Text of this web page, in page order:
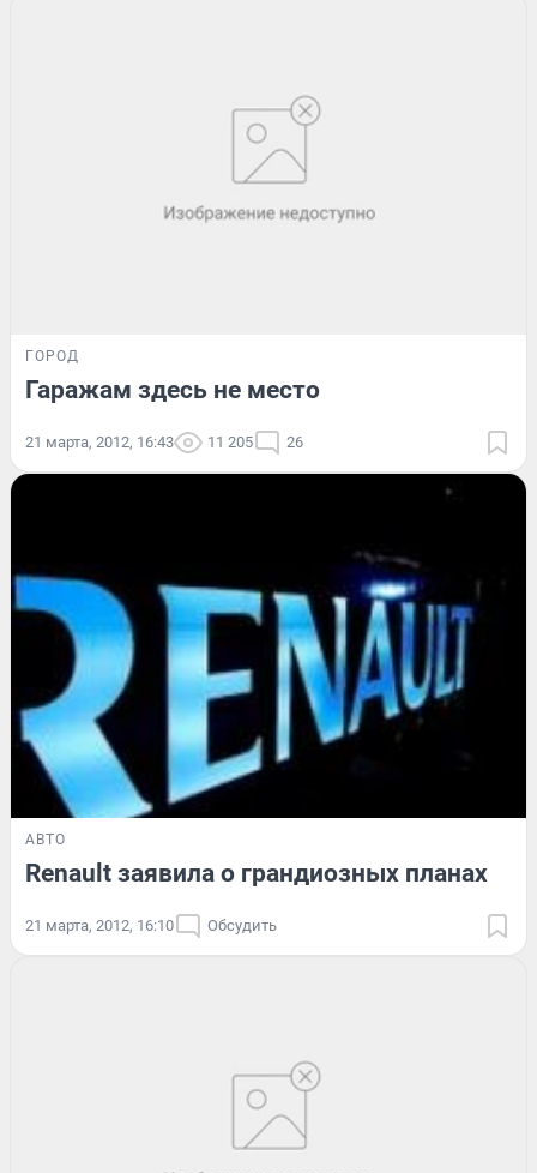
ГОРОД
Гаражам здесь не место
21 марта, 2012, 16:43 11 205 26
АВТО
Renault заявила о грандиозных планах
21 марта, 2012, 16:10 Обсудить